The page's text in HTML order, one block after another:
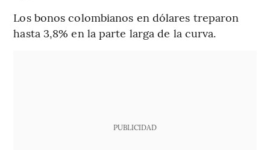
Los bonos colombianos en dólares treparon
hasta 3,8% en la parte larga de la curva.
PUBLICIDAD